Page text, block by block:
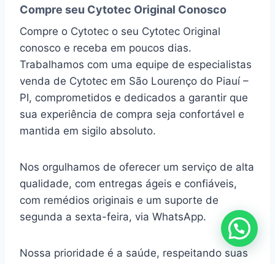
Compre seu Cytotec Original Conosco
Compre o Cytotec o seu Cytotec Original
conosco e receba em poucos dias.
Trabalhamos com uma equipe de especialistas
venda de Cytotec em São Lourenço do Piauí –
PI, comprometidos e dedicados a garantir que
sua experiência de compra seja confortável e
mantida em sigilo absoluto.
Nos orgulhamos de oferecer um serviço de alta
qualidade, com entregas ágeis e confiáveis,
com remédios originais e um suporte de
segunda a sexta-feira, via WhatsApp.
Nossa prioridade é a saúde, respeitando suas